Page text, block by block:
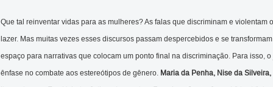
Que tal reinventar vidas para as mulheres? As falas que discriminam e
lazer. Mas muitas vezes esses discursos passam despercebidos e se
espaço para narrativas que colocam um ponto final na discriminação. Para
ênfase no combate aos estereótipos de gênero. Maria da Penha, Nise da